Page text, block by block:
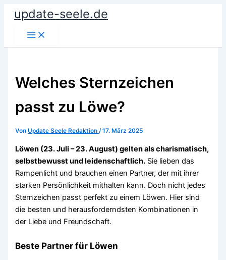
Zum
Inhalt
springen
update-seele.de
Welches Sternzeichen
passt zu Löwe?
VonUpdate Seele Redaktion/17. März 2025
Löwen (23. Juli – 23. August) gelten als charismatisch,
selbstbewusst und leidenschaftlich. Sie lieben das
Rampenlicht und brauchen einen Partner, der mit ihrer
starken Persönlichkeit mithalten kann. Doch nicht jedes
Sternzeichen passt perfekt zu einem Löwen. Hier sind
die besten und herausforderndsten Kombinationen in
der Liebe und Freundschaft.
Beste Partner für Löwen